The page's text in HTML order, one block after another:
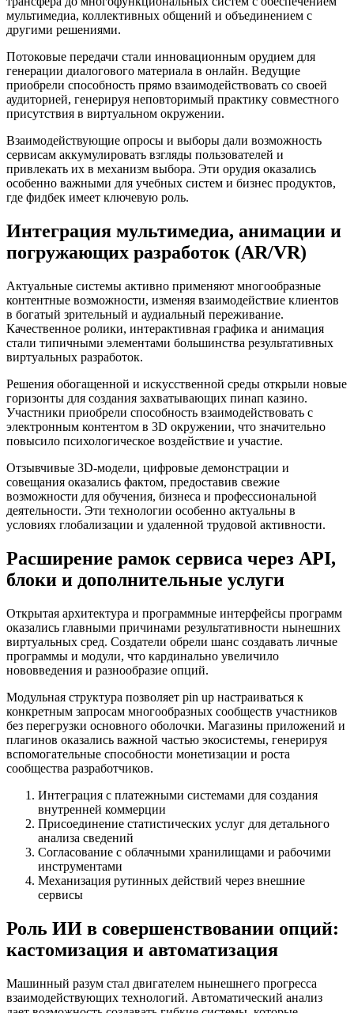
мультимедиа, коллективных общений и объединением с
другими решениями.
Потоковые передачи стали инновационным орудием для
генерации диалогового материала в онлайн. Ведущие
приобрели способность прямо взаимодействовать со своей
аудиторией, генерируя неповторимый практику совместного
присутствия в виртуальном окружении.
Взаимодействующие опросы и выборы дали возможность
сервисам аккумулировать взгляды пользователей и
привлекать их в механизм выбора. Эти орудия оказались
особенно важными для учебных систем и бизнес продуктов,
где фидбек имеет ключевую роль.
Интеграция мультимедиа, анимации и
погружающих разработок (AR/VR)
Актуальные системы активно применяют многообразные
контентные возможности, изменяя взаимодействие клиентов
в богатый зрительный и аудиальный переживание.
Качественное ролики, интерактивная графика и анимация
стали типичными элементами большинства результативных
виртуальных разработок.
Решения обогащенной и искусственной среды открыли новые
горизонты для создания захватывающих пинап казино.
Участники приобрели способность взаимодействовать с
электронным контентом в 3D окружении, что значительно
повысило психологическое воздействие и участие.
Отзывчивые 3D-модели, цифровые демонстрации и
совещания оказались фактом, предоставив свежие
возможности для обучения, бизнеса и профессиональной
деятельности. Эти технологии особенно актуальны в
условиях глобализации и удаленной трудовой активности.
Расширение рамок сервиса через API,
блоки и дополнительные услуги
Открытая архитектура и программные интерфейсы программ
оказались главными причинами результативности нынешних
виртуальных сред. Создатели обрели шанс создавать личные
программы и модули, что кардинально увеличило
нововведения и разнообразие опций.
Модульная структура позволяет pin up настраиваться к
конкретным запросам многообразных сообществ участников
без перегрузки основного оболочки. Магазины приложений и
плагинов оказались важной частью экосистемы, генерируя
вспомогательные способности монетизации и роста
сообщества разработчиков.
Интеграция с платежными системами для создания
внутренней коммерции
Присоединение статистических услуг для детального
анализа сведений
Согласование с облачными хранилищами и рабочими
инструментами
Механизация рутинных действий через внешние
сервисы
Роль ИИ в совершенствовании опций:
кастомизация и автоматизация
Машинный разум стал двигателем нынешнего прогресса
взаимодействующих технологий. Автоматический анализ